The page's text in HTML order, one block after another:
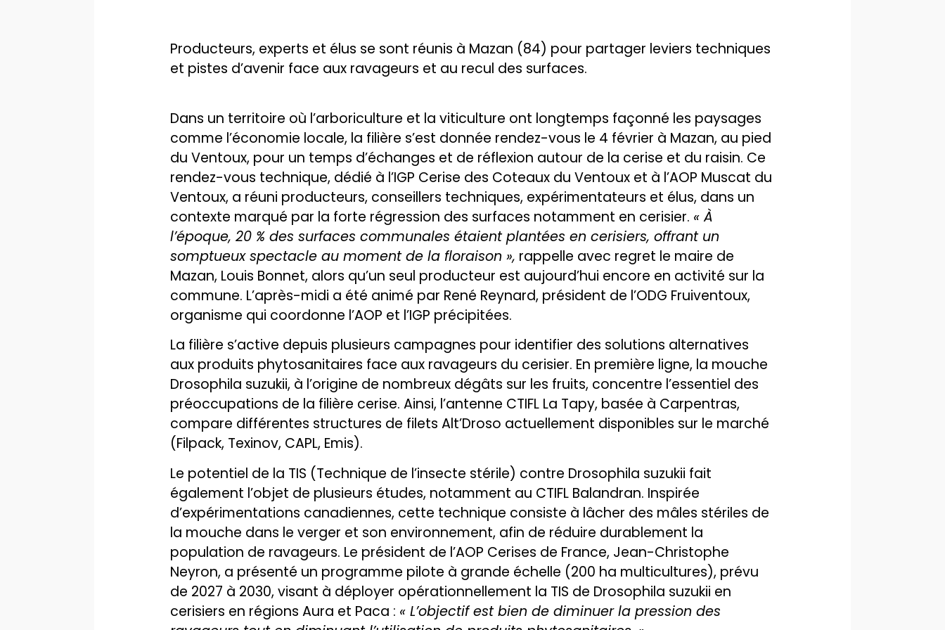
Producteurs, experts et élus se sont réunis à Mazan (84) pour partager leviers techniques
et pistes d’avenir face aux ravageurs et au recul des surfaces.
Dans un territoire où l’arboriculture et la viticulture ont longtemps façonné les paysages
comme l’économie locale, la filière s’est donnée rendez-vous le 4 février à Mazan, au pied
du Ventoux, pour un temps d’échanges et de réflexion autour de la cerise et du raisin. Ce
rendez-vous technique, dédié à l’IGP Cerise des Coteaux du Ventoux et à l’AOP Muscat du
Ventoux, a réuni producteurs, conseillers techniques, expérimentateurs et élus, dans un
contexte marqué par la forte régression des surfaces notamment en cerisier. « À
l’époque, 20 % des surfaces communales étaient plantées en cerisiers, offrant un
somptueux spectacle au moment de la floraison », rappelle avec regret le maire de
Mazan, Louis Bonnet, alors qu’un seul producteur est aujourd’hui encore en activité sur la
commune. L’après-midi a été animé par René Reynard, président de l’ODG Fruiventoux,
organisme qui coordonne l’AOP et l’IGP précipitées.
La filière s’active depuis plusieurs campagnes pour identifier des solutions alternatives
aux produits phytosanitaires face aux ravageurs du cerisier. En première ligne, la mouche
Drosophila suzukii, à l’origine de nombreux dégâts sur les fruits, concentre l’essentiel des
préoccupations de la filière cerise. Ainsi, l’antenne CTIFL La Tapy, basée à Carpentras,
compare différentes structures de filets Alt’Droso actuellement disponibles sur le marché
(Filpack, Texinov, CAPL, Emis).
Le potentiel de la TIS (Technique de l’insecte stérile) contre Drosophila suzukii fait
également l’objet de plusieurs études, notamment au CTIFL Balandran. Inspirée
d’expérimentations canadiennes, cette technique consiste à lâcher des mâles stériles de
la mouche dans le verger et son environnement, afin de réduire durablement la
population de ravageurs. Le président de l’AOP Cerises de France, Jean-Christophe
Neyron, a présenté un programme pilote à grande échelle (200 ha multicultures), prévu
de 2027 à 2030, visant à déployer opérationnellement la TIS de Drosophila suzukii en
cerisiers en régions Aura et Paca : « L’objectif est bien de diminuer la pression des